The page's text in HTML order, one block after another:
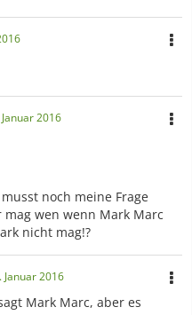
2016
noch meine Frage
wen wenn Mark Marc
nicht mag!?
Januar 2016
Mark Marc, aber es